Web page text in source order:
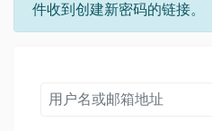
件收到创建新密码的链接。